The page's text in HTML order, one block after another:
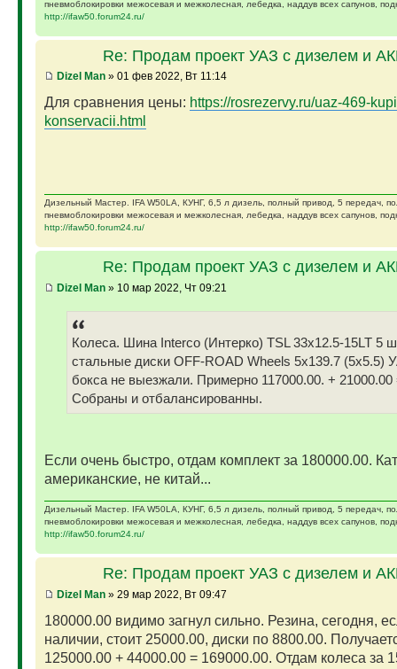
пневмоблокировки межосевая и межколесная, лебедка, наддув всех сапунов,
http://ifaw50.forum24.ru/
Re: Продам проект УАЗ с дизелем и
Dizel Man» 01 фев 2022, Вт 11:14
Для сравнения цены: https://rosrezervy.ru/uaz-469-
konservacii.html
Дизельный Мастер. IFA W50LA, КУНГ, 6,5 л дизель, полный привод, 5 передач,
пневмоблокировки межосевая и межколесная, лебедка, наддув всех сапунов,
http://ifaw50.forum24.ru/
Re: Продам проект УАЗ с дизелем и
Dizel Man» 10 мар 2022, Чт 09:21
Колеса. Шина Interco (Интерко) TSL 33x12.5-15LT 5
стальные диски OFF-ROAD Wheels 5x139.7 (5x5.5)
бокса не выезжали. Примерно 117000.00. + 21000.00
Собраны и отбалансированны.
Если очень быстро, отдам комплект за 180000.00.
американские, не китай...
Дизельный Мастер. IFA W50LA, КУНГ, 6,5 л дизель, полный привод, 5 передач,
пневмоблокировки межосевая и межколесная, лебедка, наддув всех сапунов,
http://ifaw50.forum24.ru/
Re: Продам проект УАЗ с дизелем и
Dizel Man» 29 мар 2022, Вт 09:47
180000.00 видимо загнул сильно. Резина, сегодня,
наличии, стоит 25000.00, диски по 8800.00.
125000.00 + 44000.00 = 169000.00. Отдам колеса за